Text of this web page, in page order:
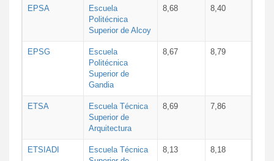
EPSA
Escuela
Politécnica
Superior de Alcoy
8,68 8,40
EPSG
Escuela
Politécnica
Superior de
Gandia
8,67 8,79
ETSA
Escuela Técnica
Superior de
Arquitectura
8,69 7,86
ETSIADI
Escuela Técnica
8,13 8,18